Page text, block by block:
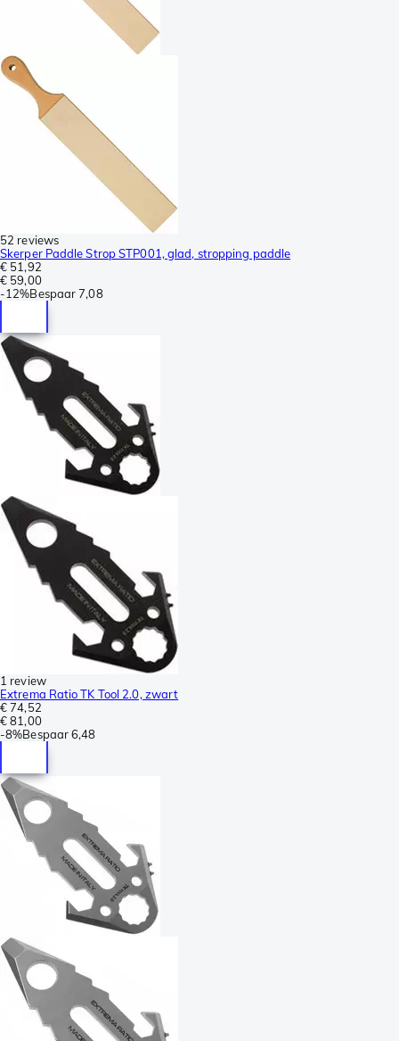
52 reviews
Skerper Paddle Strop STP001, glad, stropping paddle
€ 51,92
€ 59,00
-12%Bespaar 7,08
1 review
Extrema Ratio TK Tool 2.0, zwart
€ 74,52
€ 81,00
-8%Bespaar6,48